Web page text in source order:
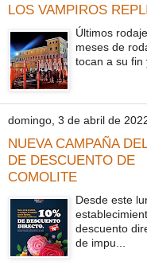
LOS VAMPIROS
Últimos
meses de
tocan a su fin
domingo, 3 de abril de
NUEVA CAMPAÑA
DE DESCUENTO DE
COMOLITE
Desde este
descuento
de impu...